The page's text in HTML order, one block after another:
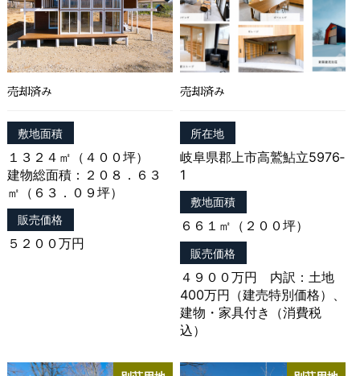
や購入された商品，およびそれらの代金などに関する
情報を表示する目的
（2）ユーザーにお知らせや連絡をするためにメール
アドレスを利用する場合やユーザーに商品を送付した
の連絡先情報を利用する目的
月日，住所，電話番号，銀行口座番号，クレジットカ
ード番号，運転免許証番号，配達証明付き郵便の到達
結果などの情報を利用する目的
（4）ユーザーに代金を請求するために，購入された
商品名や数量，利用されたサービスの種類や期間，回
数，請求金額，氏名，住所，銀行口座番号やクレジッ
トカード番号などの支払に関する情報などを利用する
（5）ユーザーが簡便にデータを入力できるようにす
るために，当社に登録されている情報を入力画面に表
示させたり，ユーザーのご指示に基づいて他のサービ
スなど（提携先が提供するものも含みます）に転送し
（6）代金の支払を遅滞したり第三者に損害を発生さ
売却済み
敷地面積
１３２４㎡（４００坪）
建物総面積：２０８．６３
㎡（６３．０９坪）
販売価格
５２００万円
売却済み
所在地
岐阜県郡上市高鷲鮎立5976‐
1
敷地面積
６６１㎡（２００坪）
販売価格
４９００万円 内訳：土地
400万円（建売特別価格）、
建物・家具付き（消費税
込）